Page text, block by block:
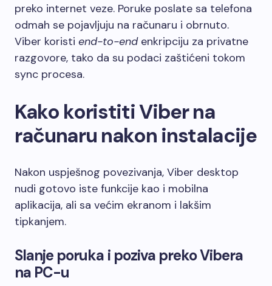
preko internet veze. Poruke poslate sa telefona
odmah se pojavljuju na računaru i obrnuto.
Viber koristi end-to-endenkripciju za privatne
razgovore, tako da su podaci zaštićeni tokom
sync procesa.
Kako koristiti Viber na
računaru nakon instalacije
Nakon uspješnog povezivanja, Viber desktop
nudi gotovo iste funkcije kao i mobilna
aplikacija, ali sa većim ekranom i lakšim
tipkanjem.
Slanje poruka i poziva preko Vibera
na PC-u